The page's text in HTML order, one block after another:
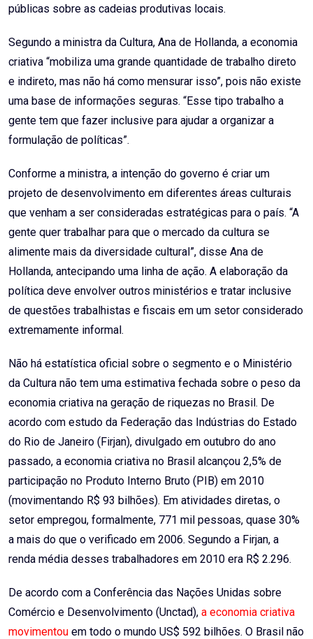
públicas sobre as cadeias produtivas locais.
Segundo a ministra da Cultura, Ana de Hollanda, a economia
criativa “mobiliza uma grande quantidade de trabalho direto
e indireto, mas não há como mensurar isso”, pois não existe
uma base de informações seguras. “Esse tipo trabalho a
gente tem que fazer inclusive para ajudar a organizar a
formulação de políticas”.
Conforme a ministra, a intenção do governo é criar um
projeto de desenvolvimento em diferentes áreas culturais
que venham a ser consideradas estratégicas para o país. “A
gente quer trabalhar para que o mercado da cultura se
alimente mais da diversidade cultural”, disse Ana de
Hollanda, antecipando uma linha de ação. A elaboração da
política deve envolver outros ministérios e tratar inclusive
de questões trabalhistas e fiscais em um setor considerado
extremamente informal.
Não há estatística oficial sobre o segmento e o Ministério
da Cultura não tem uma estimativa fechada sobre o peso da
economia criativa na geração de riquezas no Brasil. De
acordo com estudo da Federação das Indústrias do Estado
do Rio de Janeiro (Firjan), divulgado em outubro do ano
passado, a economia criativa no Brasil alcançou 2,5% de
participação no Produto Interno Bruto (PIB) em 2010
(movimentando R$ 93 bilhões). Em atividades diretas, o
setor empregou, formalmente, 771 mil pessoas, quase 30%
a mais do que o verificado em 2006. Segundo a Firjan, a
renda média desses trabalhadores em 2010 era R$ 2.296.
De acordo com a Conferência das Nações Unidas sobre
Comércio e Desenvolvimento (Unctad), a economia criativa
movimentou em todo o mundo US$ 592 bilhões. O Brasil não